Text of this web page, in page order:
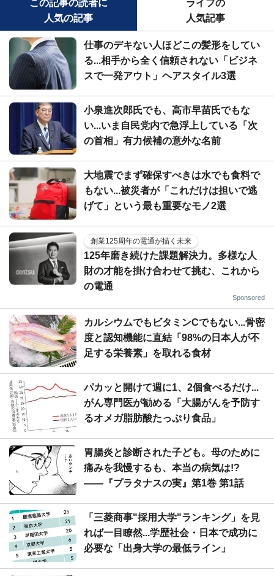
この記事の読者に
人気の記事
ライフの
人気記事
仕事のデキない人ほどこの髪形をしてい
る...相手から全く信頼されない「ビジネ
スで一発アウト」ヘアスタイル3選
小泉進次郎氏でも、高市早苗氏でもな
い...いま自民党内で急浮上している「次
の首相」有力候補の意外な名前
大地震でまず確保すべきは水でも食料で
もない...被災者が「これだけは担いで逃
げて」という最も重要なモノ2選
創業125周年の電通が描く未来
125年磨き続けた課題解決力。多様な人
財の才能を掛け合わせて挑む、これから
の電通
Sponsored
カルシウムでもビタミンCでもない...骨密
度と認知機能に直結「98%の日本人が不
足する栄養素」を取れる食材
パカッと開けて週に1、2個食べるだけ...
がん専門医が勧める「大腸がんを予防す
るオメガ脂肪酸たっぷり食品」
胃腸炎と診断された子ども。母のために
痛みを我慢するも、本当の病気は!?
――『プラタナスの実』第1巻 第1話
「三菱商事"採用大学"ランキング」を見
れば一目瞭然...学歴社会・日本で成功に
必要な「出身大学の最低ライン」